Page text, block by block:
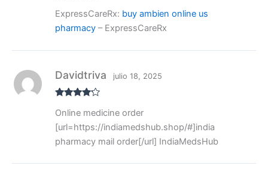
rado
con
2de
ExpressCareRx: buy ambien online us
pharmacy– ExpressCareRx
con4de
5
Davidtriva julio 18, 2025
Online medicine order
[url=https://indiamedshub.shop/#]india
pharmacy mail order[/url] IndiaMedsHub